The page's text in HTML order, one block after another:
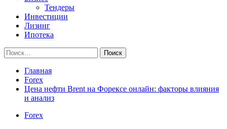
Тендеры
Инвестиции
Лизинг
Ипотека
Найти:
Главная
Forex
Цена нефти Brent на Форексе онлайн: факторы влияния
и анализ
Forex